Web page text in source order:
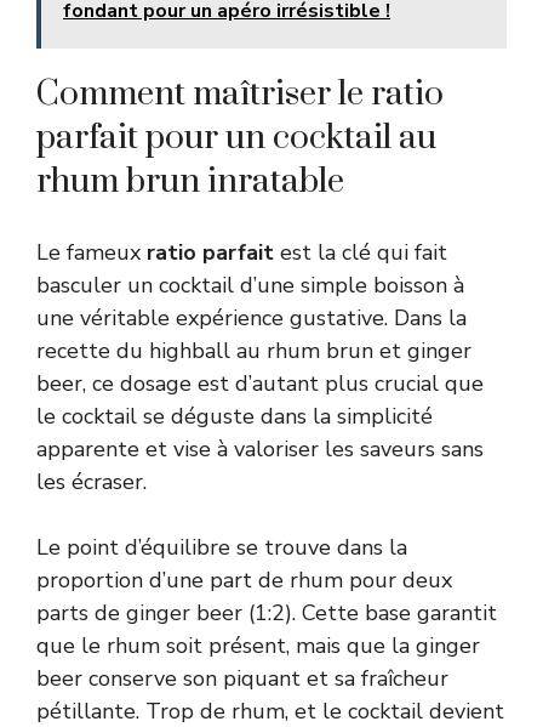
fondant pour un apéro irrésistible !
Comment maîtriser le ratio
parfait pour un cocktail au
rhum brun inratable
Le fameux ratio parfait est la clé qui fait
basculer un cocktail d’une simple boisson à
une véritable expérience gustative. Dans la
recette du highball au rhum brun et ginger
beer, ce dosage est d’autant plus crucial que
le cocktail se déguste dans la simplicité
apparente et vise à valoriser les saveurs sans
les écraser.
Le point d’équilibre se trouve dans la
proportion d’une part de rhum pour deux
parts de ginger beer (1:2). Cette base garantit
que le rhum soit présent, mais que la ginger
beer conserve son piquant et sa fraîcheur
pétillante. Trop de rhum, et le cocktail devient